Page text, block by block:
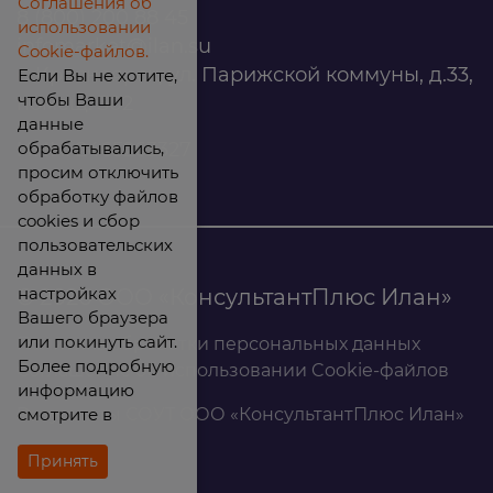
infomarket@ilan.su
г. Красноярск, ул. Парижской коммуны, д.33,
помещ. 302
ИНН: 2465263327
© 2026 ООО «КонсультантПлюс Илан»
Политика обработки персональных данных
Соглашение об использовании Cookie-файлов
Результаты СОУТ ООО «КонсультантПлюс Илан»
использовании
Cookie-файлов.
Если Вы не хотите,
чтобы Ваши
данные
обрабатывались,
просим отключить
обработку файлов
cookies и сбор
пользовательских
данных в
настройках
Вашего браузера
или покинуть сайт.
Более подробную
информацию
смотрите в
Принять